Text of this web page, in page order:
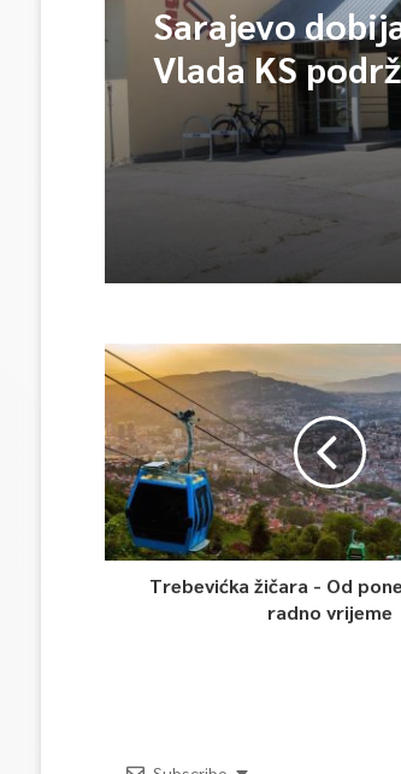
Sarajevo
Vlada KS
projekt u
Trebevićka žičara - Od
radno vrijeme